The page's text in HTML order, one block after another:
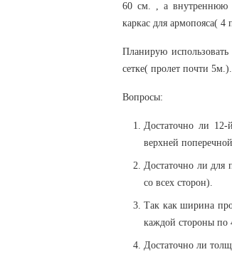
60 см. , а внутреннюю
каркас для армопояса(
Планирую
сетке( пролет почти
Вопросы:
Достаточно ли
верхней
Достаточно ли для
со всех сторон).
Так как ширина
каждой стороны по
Достаточно ли